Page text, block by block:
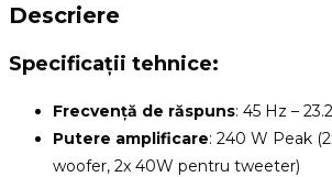
Descriere
Specificații tehnice:
Frecvență de răspuns: 45 Hz –
Putere amplificare: 240 W Peak
woofer, 2x 40W pentru tweeter)